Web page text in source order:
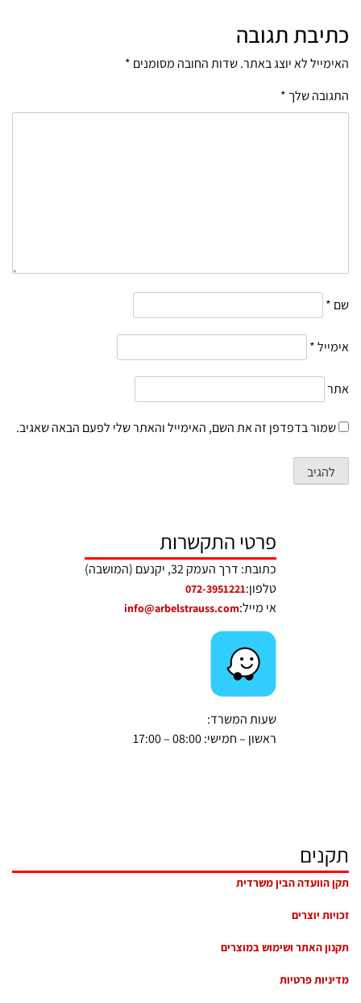
כתיבת תגובה
האימייל לא יוצג באתר.שדות החובה מסומנים *
התגובה שלך*
שם *
אימייל*
אתר
שמור בדפדפן זה את השם, האימייל והאתר שלי לפעם הבאה שאגיב.
פרטי התקשרות
כתובת: דרך העמק 32, יקנעם (המושבה)
טלפון:072-3951221
אי מייל:info@arbelstrauss.com
שעות המשרד:
ראשון – חמישי: 08:00 – 17:00
תקנים
תקן הוועדה הבין משרדית
זכויות יוצרים
תקנון האתר ושימוש במוצרים
מדיניות פרטיות